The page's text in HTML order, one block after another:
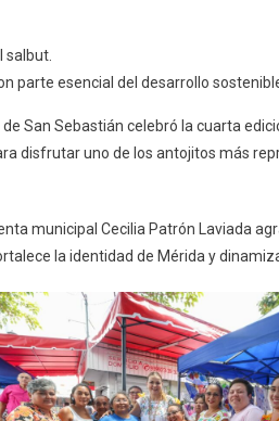
salbut.
esencial del desarrollo
San Sebastián celebró la cuarta
disfrutar uno de los antojitos más
municipal Cecilia Patrón Laviada
la identidad de Mérida y